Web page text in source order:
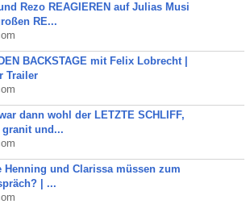
Rezo REAGIEREN auf Julias Musi
RE...
BACKSTAGE mit Felix Lobrecht |
Trailer
dann wohl der LETZTE SCHLIFF,
und...
Henning und Clarissa müssen zum
| ...